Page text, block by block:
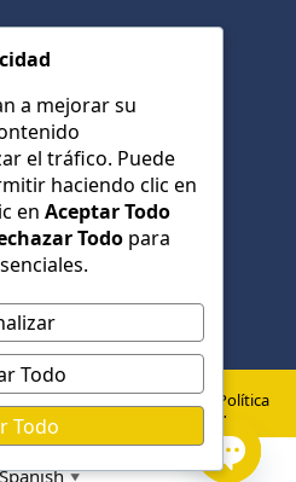
Spanish ▼
previa
WhatsApp 24/7
Política de
Aviso
Política
de
cookies
a mejorar su
el tráfico. Puede
haciendo clic en
en Aceptar Todo
Todo para
Todo
Todo